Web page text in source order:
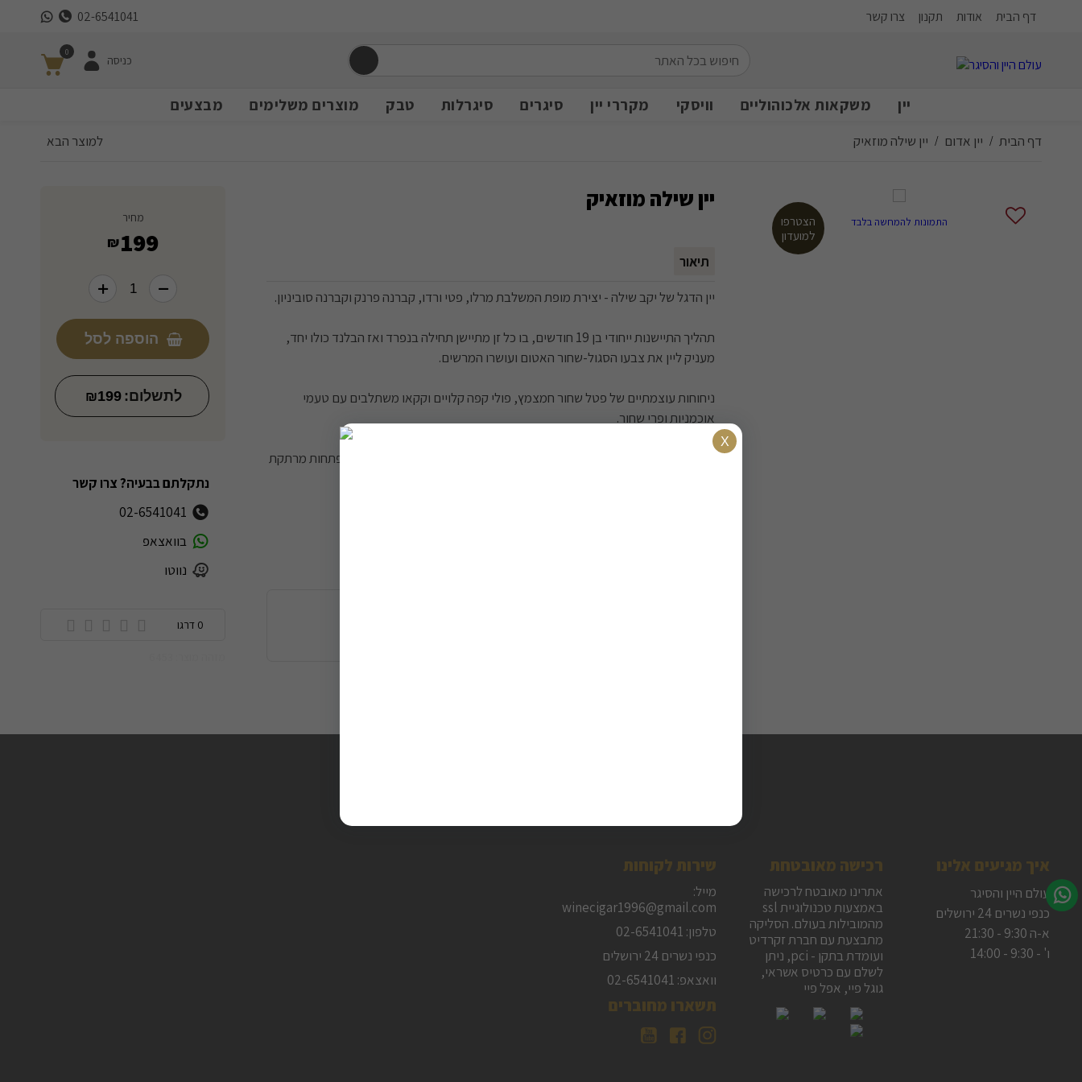
דף הבית אודות תקנון צרו קשר 02-6541041
0
כניסה
יין משקאות אלכוהוליים וויסקי מקררי יין סיגרים סיגרלות טבק מוצרים משלימים מבצעים
דף הבית / יין אדום / יין שילה מוזאיק למוצר הבא
הצטרפו
למועדון
התמונות להמחשה בלבד
יין שילה מוזאיק
תיאור
יין הדגל של יקב שילה - יצירת מופת המשלבת מרלו, פטי ורדו, קברנה פרנק וקברנה סוביניון.
תהליך התיישנות ייחודי בן 19 חודשים, בו כל זן מתיישן תחילה בנפרד ואז הבלנד כולו יחד,
מעניק ליין את צבעו הסגול-שחור האטום ועושרו המרשים.
ניחוחות עוצמתיים של פטל שחור חמצמץ, פולי קפה קלויים וקקאו משתלבים עם טעמי
אוכמניות ופרי שחור.
גופו הכבד, טאניניו המאוזנים וסיומתו האלגנטית הארוכה מבטיחים המשך התפתחות מרתקת
מחיר
199
₪
הוספה לסל
לתשלום: 199
₪
נתקלתם בבעיה? צרו קשר
02-6541041
בוואצאפ
נווטו
0 דרגו
איך מגיעים אלינו
עולם היין והסיגר
כנפי נשרים 24 ירושלים
א-ה 9:30 - 21:30
ו' - 9:30 - 14:00
רכישה מאובטחת
אתרינו מאובטח לרכישה
באמצעות טכנולוגיית ssl
מהמובילות בעולם. הסליקה
מתבצעת עם חברת זקרדיט
ועומדת בתקן - pci, ניתן
לשלם עם כרטיס אשראי,
גוגל פיי, אפל פיי
שירות לקוחות
מייל:
winecigar1996@gmail.com
טלפון: 02-6541041
כנפי נשרים 24 ירושלים
וואצאפ: 02-6541041
תשארו מחוברים